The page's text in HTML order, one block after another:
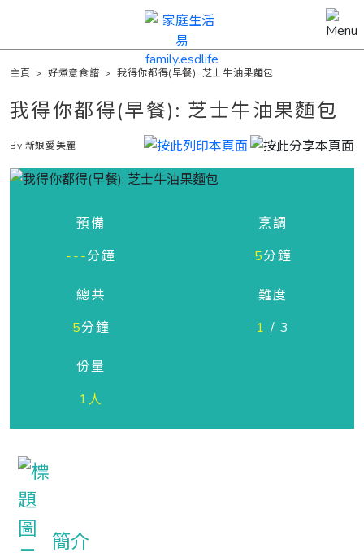
主頁 >好煮意食譜 >我得你都得(早餐): 芝士牛油果麵包
我得你都得(早餐): 芝士牛油果麵包
By 新娘愛美麗
預備
---分鐘
烹調
5分鐘
總共
5分鐘
難度
1 / 3
份量
1人
簡介